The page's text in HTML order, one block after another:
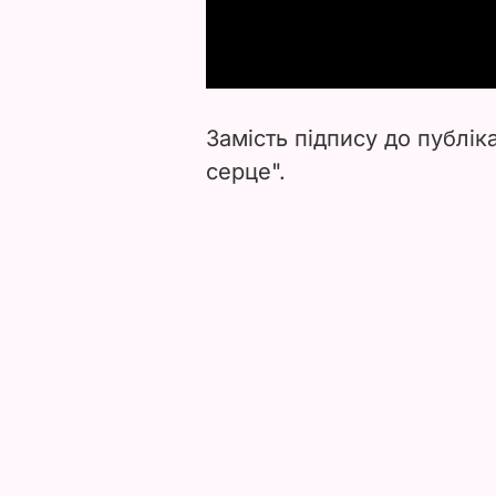
Замість підпису до
серце".